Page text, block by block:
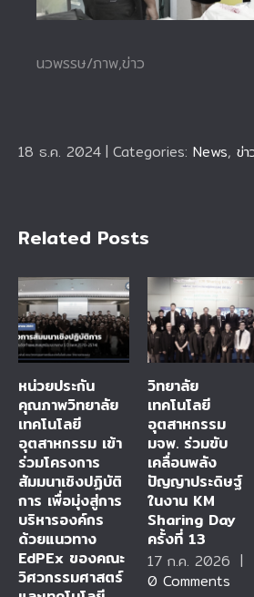
นวพรรษ/ภาพ,ข่าว
18 ธ.ค. 2024 | Categories: News, ข่
Related Posts
หน่วยประกัน
คุณภาพวิทยาลัย
เทคโนโลยี
อุตสาหกรรม เข้า
ร่วมโครงการ
สัมมนาเชิงปฏิบัติ
การ เพื่อมุ่งสู่การ
บริหารองค์กร
ด้วยแนวทาง
EdPEx ของคณะ
วิศวกรรมศาสตร์
วิทยาลัย
เทคโนโลยี
อุตสาหกรรม
มจพ. ร่วมขับ
เคลื่อนพลัง
ปัญญาประดิษฐ์
ในงาน KM
Sharing Day
ครั้งที่ 13
17 ก.ค. 2026 |
0 Comments